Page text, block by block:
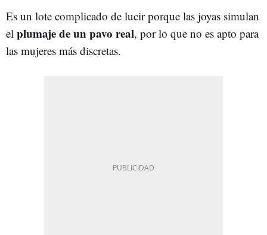
Es un lote complicado de lucir porque las joyas simulan
el plumaje de un pavo real, por lo que no es apto para
las mujeres más discretas.